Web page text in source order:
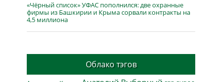
«Чёрный список» УФАС пополнился: две охранные
фирмы из Башкирии и Крыма сорвали контракты на
4,5 миллиона
Облако тэгов